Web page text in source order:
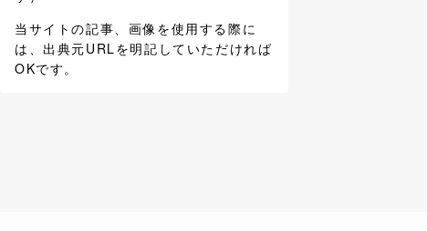
当サイトの記事、画像を使用する際に
は、出典元URLを明記していただければ
OKです。